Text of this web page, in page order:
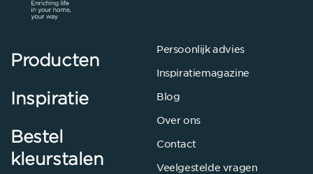
Persoonlijk advies
Inspiratiemagazine
Blog
Over ons
Contact
Veelgestelde vragen
Producten
Inspiratie
Bestel
kleurstalen